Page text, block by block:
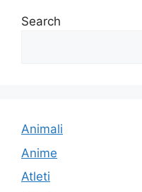
Search
Animali
Anime
Atleti